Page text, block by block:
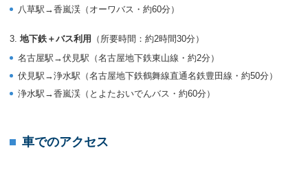
八草駅→香嵐渓（オーワバス・約60分）
地下鉄＋バス利用
（所要時間：約2時間30分）
名古屋駅→伏見駅（名古屋地下鉄東山線・約2分）
伏見駅→浄水駅（名古屋地下鉄鶴舞線直通名鉄豊田線・約50分）
浄水駅→香嵐渓（とよたおいでんバス・約60分）
車でのアクセス